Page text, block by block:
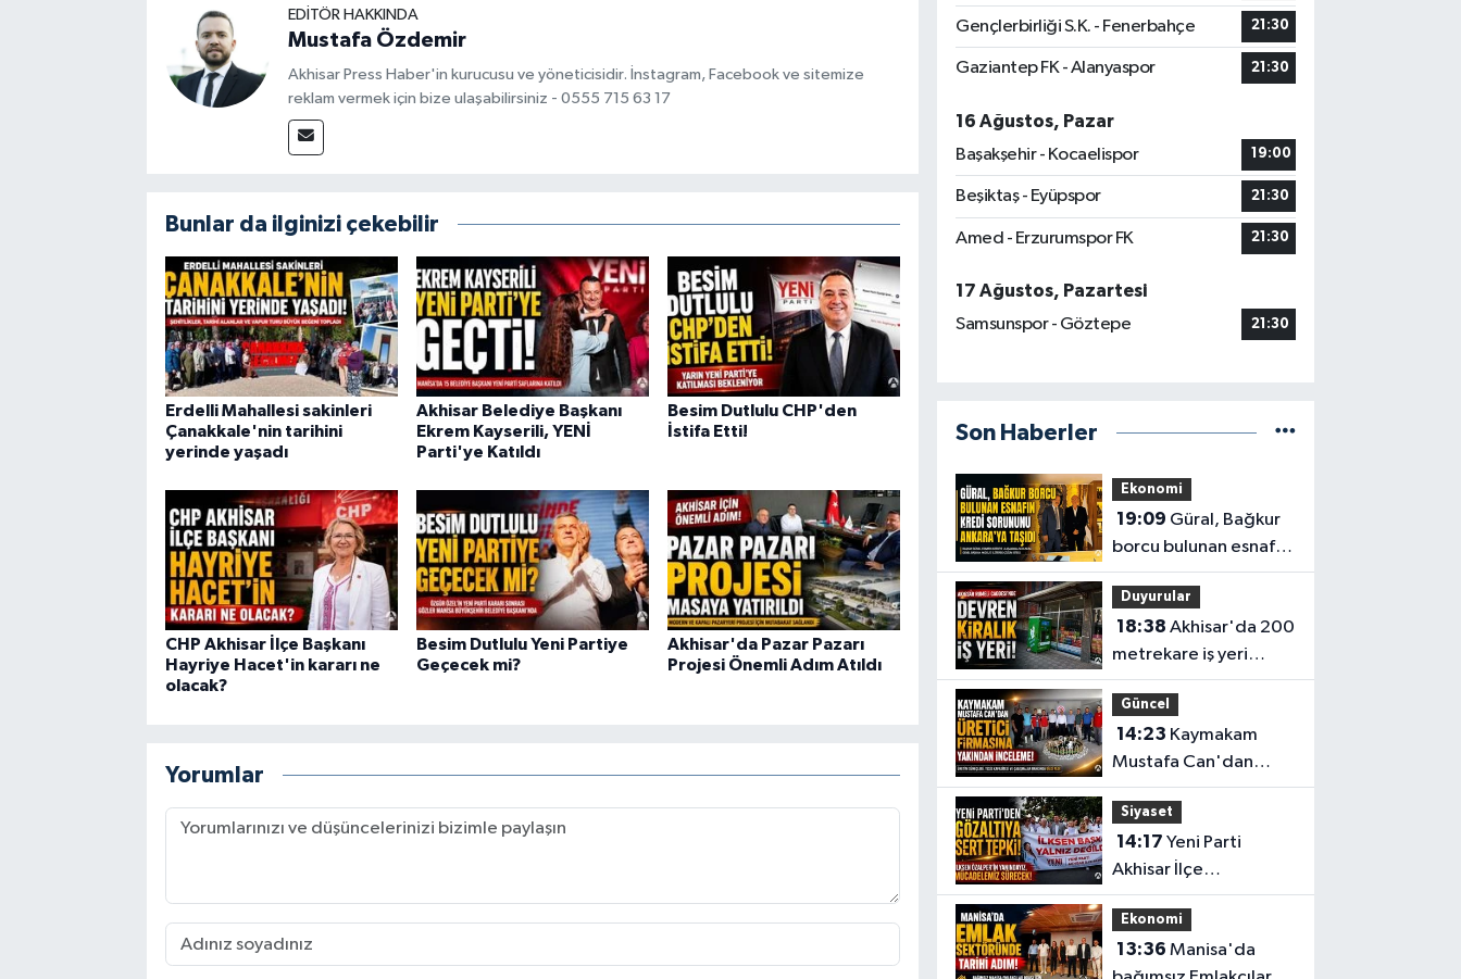
EDITÖR HAKKINDA
Mustafa Özdemir
Akhisar Press Haber'in kurucusu ve yöneticisidir. İnstagram, Facebook ve sitemize
reklam vermek için bize ulaşabilirsiniz - 0555 715 63 17
Bunlar da ilginizi çekebilir
Erdelli Mahallesi sakinleri
Çanakkale'nin tarihini
yerinde yaşadı
Akhisar Belediye Başkanı
Ekrem Kayserili, YENİ
Parti'ye Katıldı
Besim Dutlulu CHP'den
İstifa Etti!
CHP Akhisar İlçe Başkanı
Hayriye Hacet'in kararı ne
olacak?
Besim Dutlulu Yeni Partiye
Geçecek mi?
Akhisar'da Pazar Pazarı
Projesi Önemli Adım Atıldı
Yorumlar
Gençlerbirliği S.K. - Fenerbahçe 21:30
Gaziantep FK - Alanyaspor 21:30
16 Ağustos, Pazar
Başakşehir - Kocaelispor
19:00
Beşiktaş - Eyüpspor 21:30
Amed - Erzurumspor FK 21:30
17 Ağustos, Pazartesi
Samsunspor - Göztepe
21:30
Son Haberler
Ekonomi
19:09
borcu bulunan esnafın
kredi sorununu
Ankara’ya taşıdı
Duyurular
18:38 Akhisar'da 200
metrekare iş yeri
devren kiralık
Güncel
14:23
Mustafa Can'dan
Üretici Süt Ürünleri
tesisine ziyaret
Siyaset
14:17 Yeni Parti
Akhisar İlçe
Başkanlığı'ndan İlksen
Özalper'in gözaltına
alınmasına tepki
Ekonomi
13:36 Manisa'da